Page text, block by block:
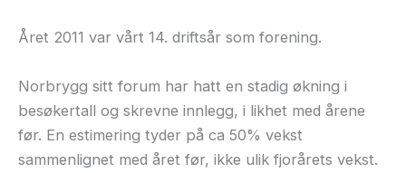
Året 2011 var vårt 14. driftsår som forening.
Norbrygg sitt forum har hatt en stadig økning i
besøkertall og skrevne innlegg, i likhet med årene
før. En estimering tyder på ca 50% vekst
sammenlignet med året før, ikke ulik fjorårets vekst.